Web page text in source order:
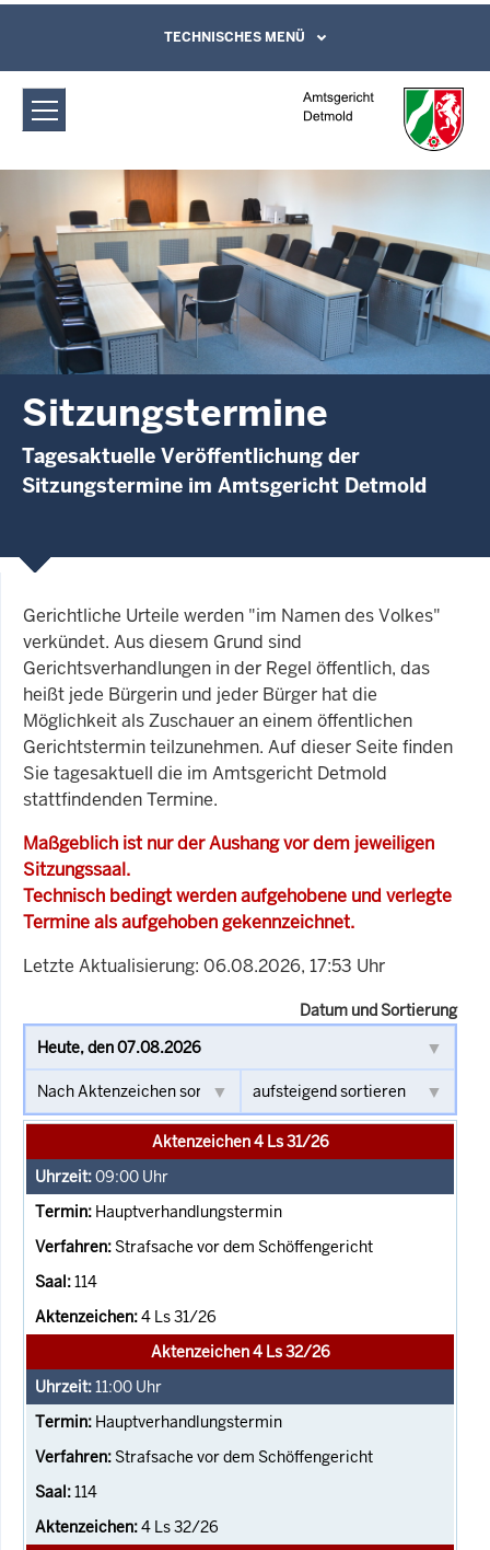
Amtsgericht Detmold: Sitzungstermine
Direkt zum Inhalt
Leichte Sprache, Gebärdensprachenvideo
und Kontaktformular
TECHNISCHES MENÜ
Sitzungstermine
Tagesaktuelle Veröffentlichung der
Sitzungstermine im Amtsgericht Detmold
Gerichtliche Urteile werden "im Namen des Volkes"
verkündet. Aus diesem Grund sind
Gerichtsverhandlungen in der Regel öffentlich, das
heißt jede Bürgerin und jeder Bürger hat die
Möglichkeit als Zuschauer an einem öffentlichen
Gerichtstermin teilzunehmen. Auf dieser Seite finden
Sie tagesaktuell die im Amtsgericht Detmold
stattfindenden Termine.
Maßgeblich ist nur der Aushang vor dem jeweiligen
Sitzungssaal.
Technisch bedingt werden aufgehobene und verlegte
Termine als aufgehoben gekennzeichnet.
Letzte Aktualisierung: 06.08.2026, 17:53 Uhr
Datum und Sortierung
Aktenzeichen 4 Ls 31/26
09:00 Uhr
Hauptverhandlungstermin
Strafsache vor dem Schöffengericht
114
4 Ls 31/26
Aktenzeichen 4 Ls 32/26
11:00 Uhr
Hauptverhandlungstermin
Strafsache vor dem Schöffengericht
114
4 Ls 32/26